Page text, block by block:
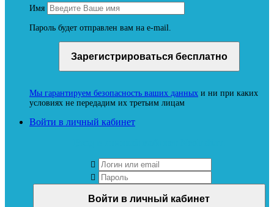
Имя
Пароль будет отправлен вам на e-mail.
Мы гарантируем безопасность ваших данных и ни при каких
условиях не передадим их третьим лицам
Войти в личный кабинет